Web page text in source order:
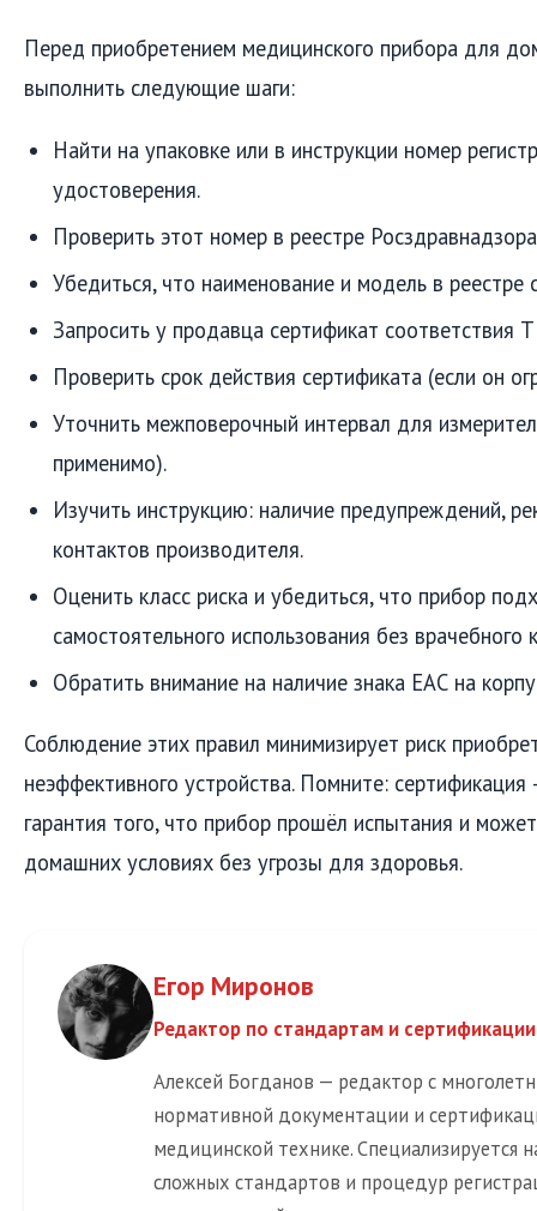
Перед приобретением медицинского прибора для
выполнить следующие шаги:
Найти на упаковке или в инструкции номер
удостоверения.
Проверить этот номер в реестре
Убедиться, что наименование и модель в
Запросить у продавца сертификат соответствия
Проверить срок действия сертификата (если он
Уточнить межповерочный интервал для
применимо).
Изучить инструкцию: наличие предупреждений,
контактов производителя.
Оценить класс риска и убедиться, что прибор
самостоятельного использования без врачебного
Обратить внимание на наличие знака ЕАС на
Соблюдение этих правил минимизирует риск
неэффективного устройства. Помните:
гарантия того, что прибор прошёл испытания и
домашних условиях без угрозы для здоровья.
Егор Миронов
Редактор по стандартам и сертификации
Алексей Богданов — редактор с
нормативной документации и
медицинской технике. Специализируется
сложных стандартов и процедур